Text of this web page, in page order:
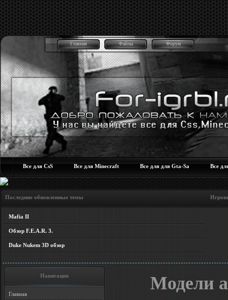
Главная Файлы Форум
Все для CsS Все для Minecraft Все для для Gta-Sa Все
Последние обновленные темы Игровые
Mafia II
Обзор F.E.A.R. 3.
Duke Nukem 3D обзор
Навигация
Главная
Модели